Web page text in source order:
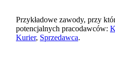
Przykładowe zawody, przy
potencjalnych pracodawców:
Kurier, Sprzedawca.